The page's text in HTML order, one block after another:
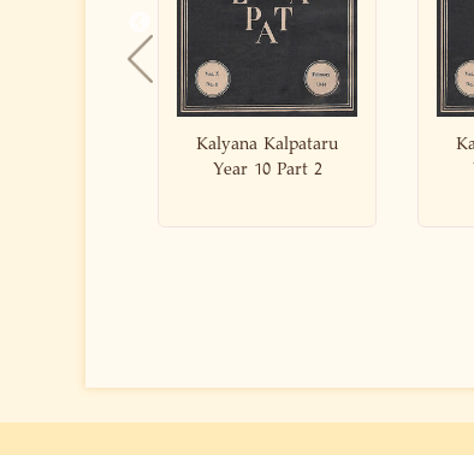
Kalyana Kalpataru
Year 10 Part 3